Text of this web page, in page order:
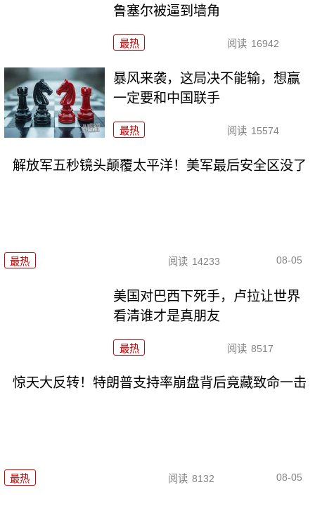
鲁塞尔被逼到墙角
最热 阅读 16942
暴风来袭，这局决不能输，想赢
一定要和中国联手
最热 阅读 15574
解放军五秒镜头颠覆太平洋！美军最后安全区没了
最热 阅读 14233 08-05
美国对巴西下死手，卢拉让世界
看清谁才是真朋友
最热 阅读 8517
惊天大反转！特朗普支持率崩盘背后竟藏致命一击
最热 阅读 8132 08-05